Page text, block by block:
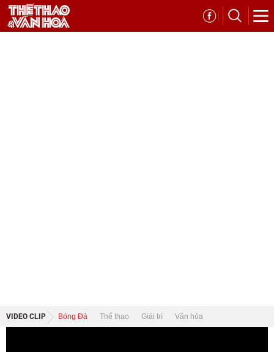
VIDEO CLIP Bóng Đá Thể thao Giải trí Văn hóa